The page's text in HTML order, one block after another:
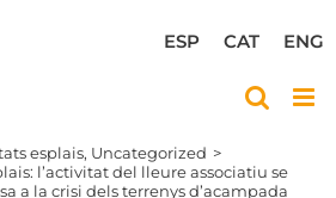
ENG
CAT
ESP
esplais Uncategorized
l’activitat del lleure associatiu se
a la crisi dels terrenys d’acampada